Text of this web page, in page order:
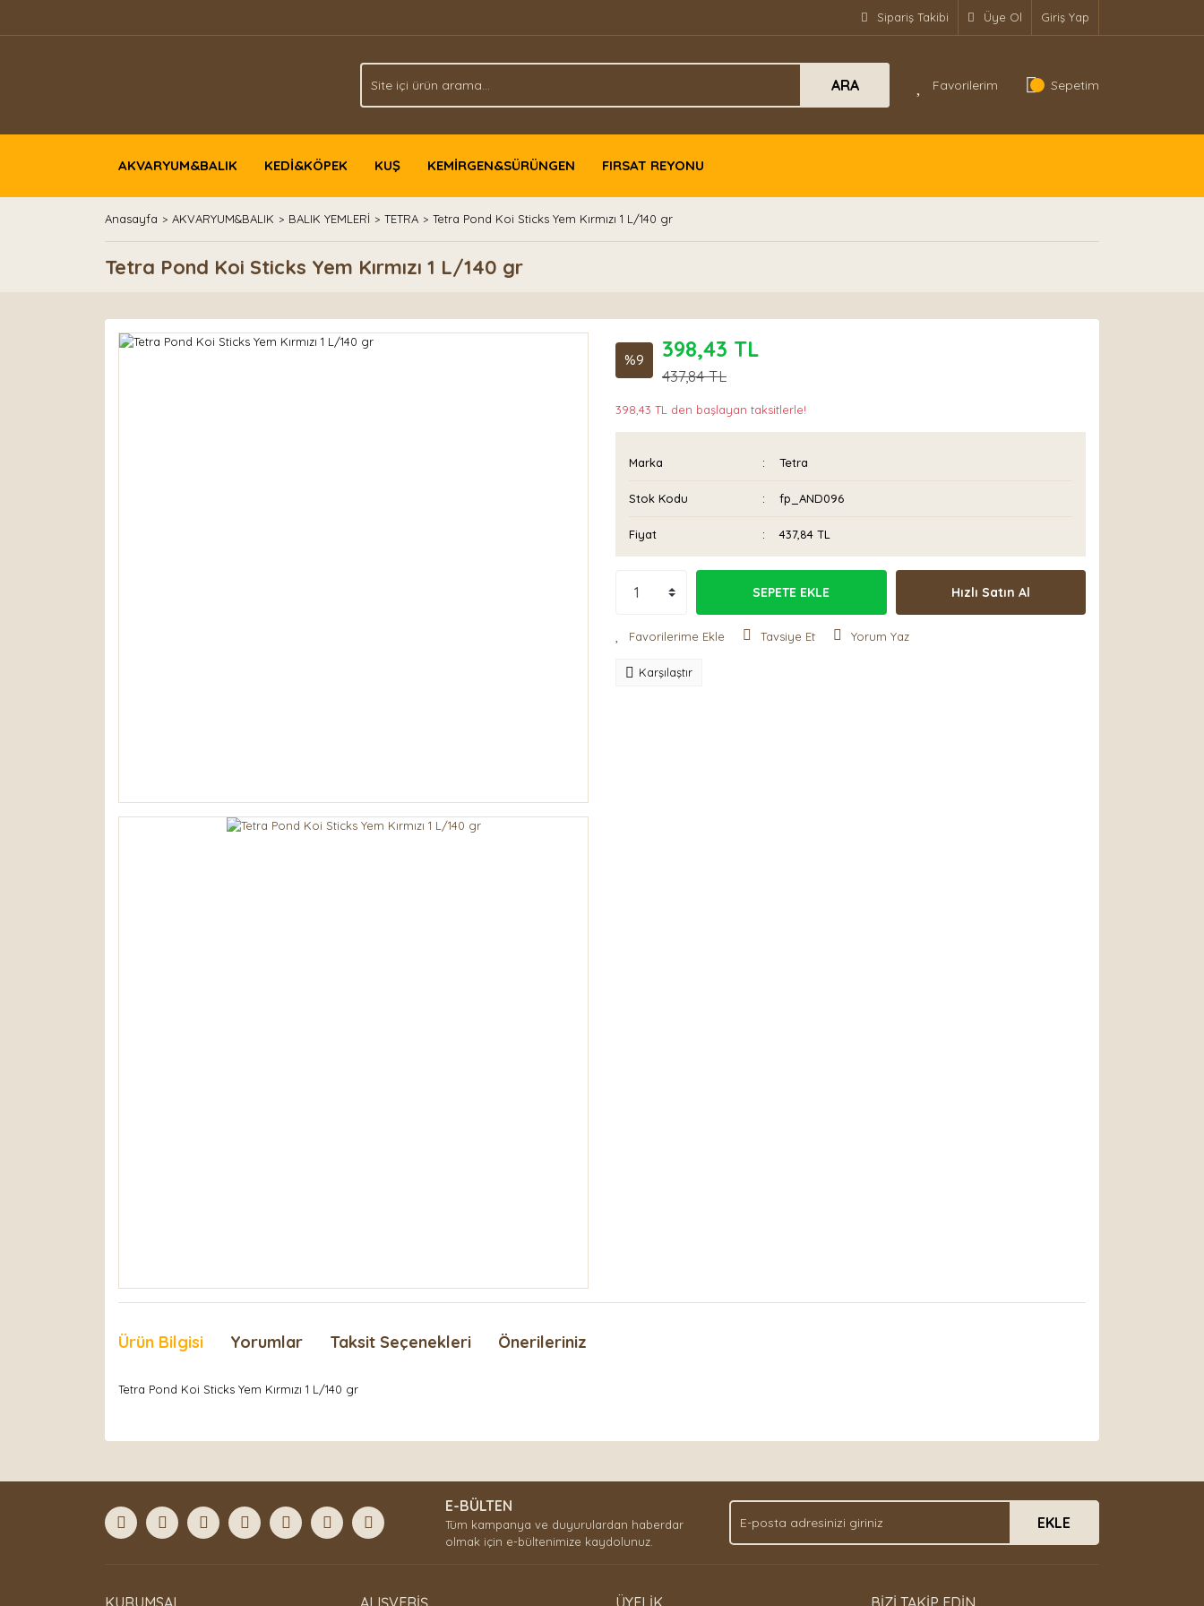
Sipariş Takibi Üye Ol Giriş Yap
ARA Favorilerim Sepetim
AKVARYUM&BALIK KEDİ&KÖPEK KUŞ KEMİRGEN&SÜRÜNGEN FIRSAT REYONU
Anasayfa AKVARYUM&BALIK BALIK YEMLERİ TETRA Tetra Pond Koi Sticks Yem Kırmızı 1 L/140 gr
Tetra Pond Koi Sticks Yem Kırmızı 1 L/140 gr
%9 398,43 TL
437,84 TL
398,43 TL den başlayan taksitlerle!
Marka Tetra
Stok Kodu fp_AND096
Fiyat 437,84 TL
SEPETE EKLE Hızlı Satın Al
Tavsiye Et Yorum Yaz
Karşılaştır
Ürün Bilgisi Yorumlar Taksit Seçenekleri Önerileriniz
Tetra Pond Koi Sticks Yem Kırmızı 1 L/140 gr
Ürün açıklamasında eksik bilgiler bulunuyor.
Bu ürüne benzer farklı alternatifler olmalı.
E-BÜLTEN
Tüm kampanya ve duyurulardan haberdar
olmak için e-bültenimize kaydolunuz.
EKLE
KURUMSAL ALIŞVERİŞ ÜYELİK BİZİ TAKİP EDİN